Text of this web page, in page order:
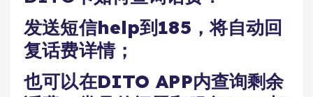
发送短信help到185，将自动回
复话费详情；
也可以在DITO APP内查询剩余